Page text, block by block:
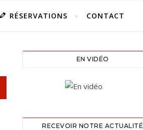
RÉSERVATIONS CONTACT
EN VIDÉO
RECEVOIR NOTRE ACTUALITÉ